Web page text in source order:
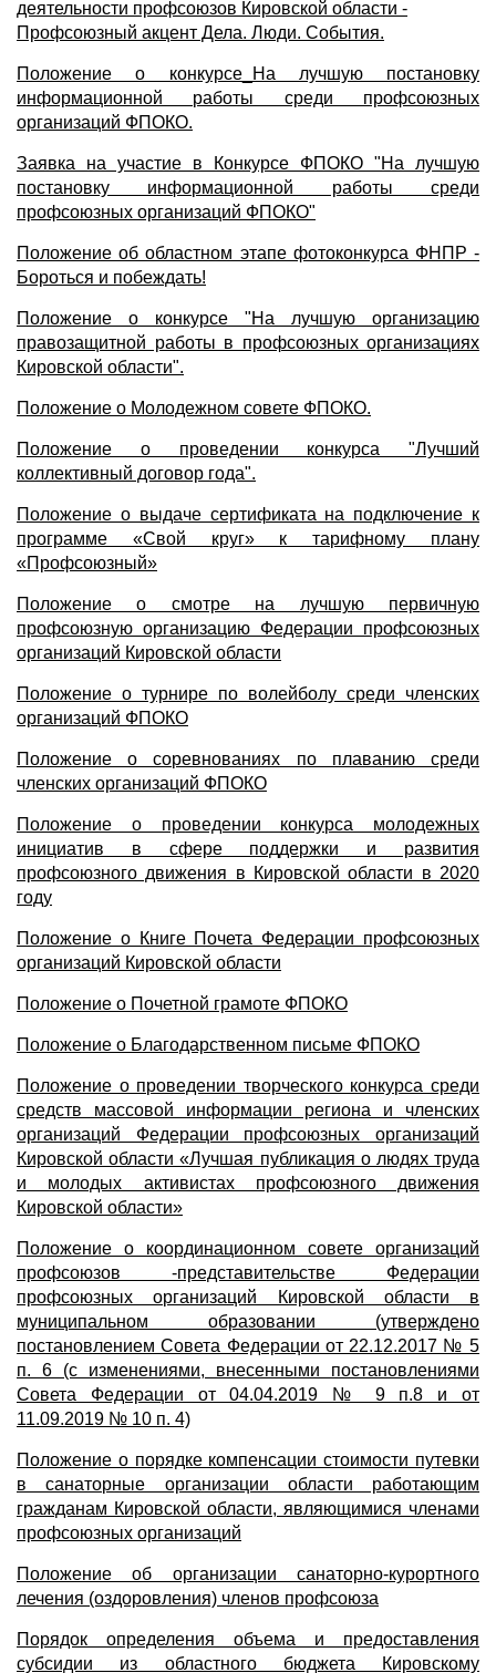
деятельности профсоюзов Кировской области -
Профсоюзный акцент Дела. Люди. События.
Положение о конкурсе_На лучшую постановку
информационной работы среди профсоюзных
организаций ФПОКО.
Заявка на участие в Конкурсе ФПОКО "На лучшую
постановку информационной работы среди
профсоюзных организаций ФПОКО"
Положение об областном этапе фотоконкурса ФНПР -
Бороться и побеждать!
Положение о конкурсе "На лучшую организацию
правозащитной работы в профсоюзных организациях
Кировской области".
Положение о Молодежном совете ФПОКО.
Положение о проведении конкурса "Лучший
коллективный договор года".
Положение о выдаче сертификата на подключение к
программе «Свой круг» к тарифному плану
«Профсоюзный»
Положение о смотре на лучшую первичную
профсоюзную организацию Федерации профсоюзных
организаций Кировской области
Положение о турнире по волейболу среди членских
организаций ФПОКО
Положение о соревнованиях по плаванию среди
членских организаций ФПОКО
Положение о проведении конкурса молодежных
инициатив в сфере поддержки и развития
профсоюзного движения в Кировской области в 2020
году
Положение о Книге Почета Федерации профсоюзных
организаций Кировской области
Положение о Почетной грамоте ФПОКО
Положение о Благодарственном письме ФПОКО
Положение о проведении творческого конкурса среди
средств массовой информации региона и членских
организаций Федерации профсоюзных организаций
Кировской области «Лучшая публикация о людях труда
и молодых активистах профсоюзного движения
Кировской области»
Положение о координационном совете организаций
профсоюзов -представительстве Федерации
профсоюзных организаций Кировской области в
муниципальном образовании (утверждено
постановлением Совета Федерации от 22.12.2017 № 5
п. 6 (с изменениями, внесенными постановлениями
Совета Федерации от 04.04.2019 № 9 п.8 и от
11.09.2019 № 10 п. 4)
Положение о порядке компенсации стоимости путевки
в санаторные организации области работающим
гражданам Кировской области, являющимися членами
профсоюзных организаций
Положение об организации санаторно-курортного
лечения (оздоровления) членов профсоюза
Порядок определения объема и предоставления
субсидии из областного бюджета Кировскому